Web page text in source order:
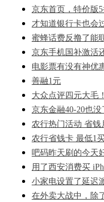
京东首页，特价版5
才知道银行卡也会
蜜蜂话费反撸了能
京东手机国补激活
电影票有没有神优
善融1元
大众点评四元大毛
京东金融40-20也没
农行热门活动 省钱
农行省钱卡 最低1
吧码昨天刷的今天
用了西安消费买
小家电设置了延迟
在外卖大战中，除